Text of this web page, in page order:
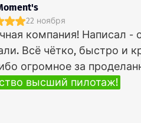
22 ноября
компания! Написал -
Всё чётко, быстро и
огромное за
высший пилотаж!